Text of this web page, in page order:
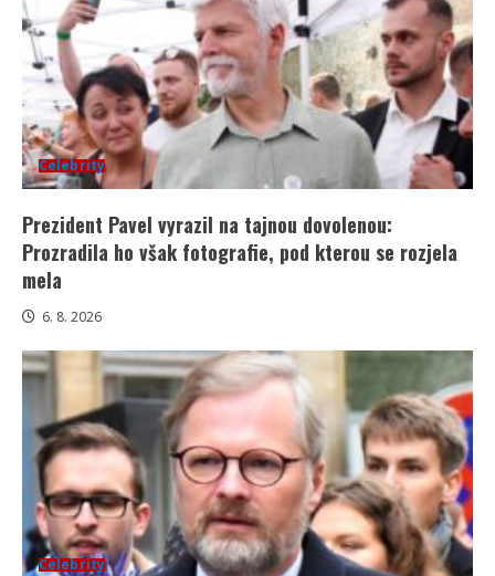
Celebrity
Prezident Pavel vyrazil na tajnou dovolenou:
Prozradila ho však fotografie, pod kterou se rozjela
mela
6. 8. 2026
Celebrity